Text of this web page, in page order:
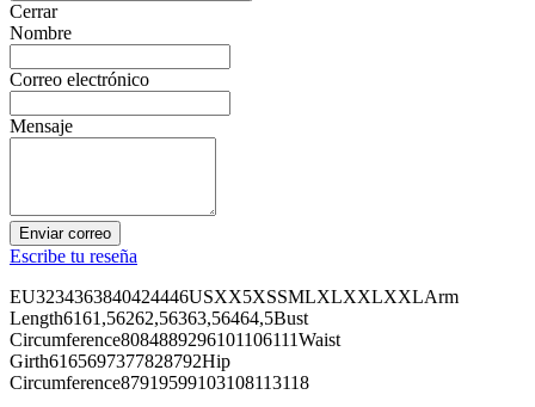
Cerrar
Nombre
Correo electrónico
Mensaje
Enviar correo
Escribe tu reseña
EU3234363840424446USXX5XSSMLXLXXLXXLArm
Length6161,56262,56363,56464,5Bust
Circumference8084889296101106111Waist
Girth6165697377828792Hip
Circumference87919599103108113118